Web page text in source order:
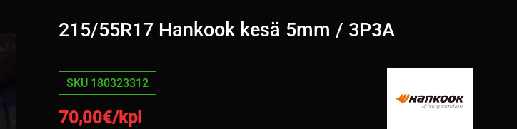
215/55R17 Hankook kesä 5mm / 3P3A
SKU 180323312
70,00€/kpl